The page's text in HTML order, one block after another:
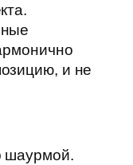
и не
шаурмой.